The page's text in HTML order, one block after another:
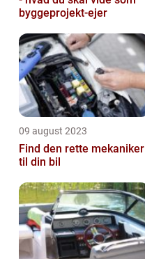
byggeprojekt-ejer
09 august 2023
Find den rette mekaniker
til din bil